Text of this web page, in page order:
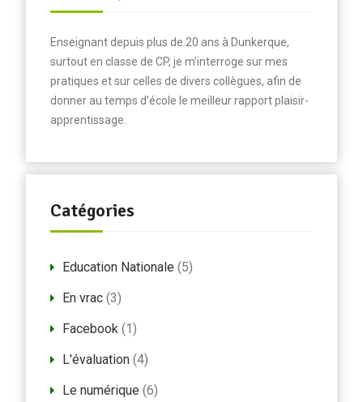
Enseignant depuis plus de 20 ans à Dunkerque,
surtout en classe de CP, je m’interroge sur mes
pratiques et sur celles de divers collègues, afin de
donner au temps d’école le meilleur rapport plaisir-
apprentissage.
Catégories
Education Nationale (5)
En vrac(3)
Facebook(1)
L'évaluation(4)
Le numérique (6)